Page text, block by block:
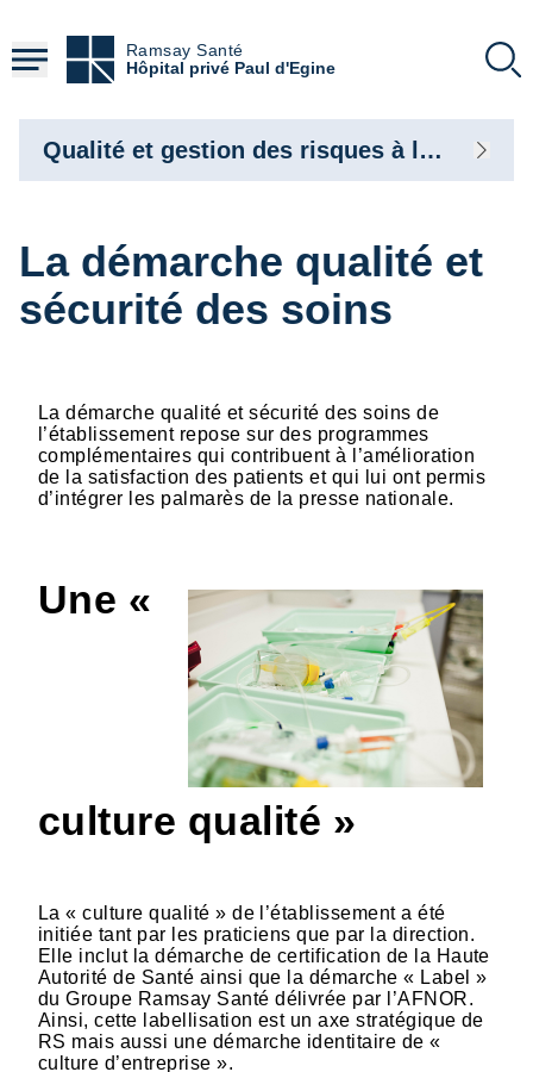
contenu
principal
Ramsay Santé
Hôpital privé Paul d'Egine
La démarche qualité et
sécurité des soins
La démarche qualité et sécurité des soins de
l’établissement repose sur des programmes
complémentaires qui contribuent à l’amélioration
de la satisfaction des patients et qui lui ont permis
d’intégrer les palmarès de la presse nationale.
Une «
culture qualité »
La « culture qualité » de l’établissement a été
initiée tant par les praticiens que par la direction.
Elle inclut la démarche de certification de la Haute
Autorité de Santé ainsi que la démarche « Label »
du Groupe Ramsay Santé délivrée par l’AFNOR.
Ainsi, cette labellisation est un axe stratégique de
RS mais aussi une démarche identitaire de «
culture d’entreprise ».
Qualité et gestion des risques à l'hôpital privé Paul d’Egine